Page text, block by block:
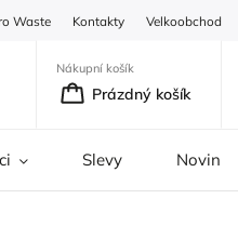
Waste Kontakty Velkoobchod
Nákupní košík
Prázdný košík
Slevy Novinky